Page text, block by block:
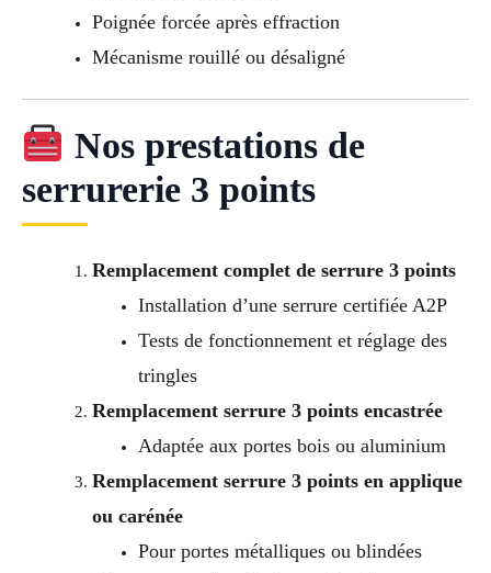
Poignée forcée après effraction
Mécanisme rouillé ou désaligné
Nos prestations de
serrurerie 3 points
Remplacement complet de serrure 3 points
Installation d’une serrure certifiée A2P
Tests de fonctionnement et réglage des
tringles
Remplacement serrure 3 points encastrée
Adaptée aux portes bois ou aluminium
Remplacement serrure 3 points en applique
ou carénée
Pour portes métalliques ou blindées